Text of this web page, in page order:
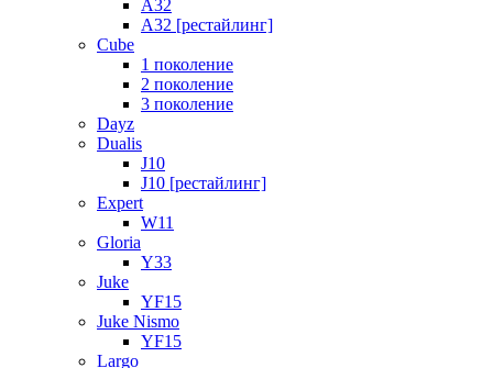
A32
A32 [рестайлинг]
Cube
1 поколение
2 поколение
3 поколение
Dayz
Dualis
J10
J10 [рестайлинг]
Expert
W11
Gloria
Y33
Juke
YF15
Juke Nismo
YF15
Largo